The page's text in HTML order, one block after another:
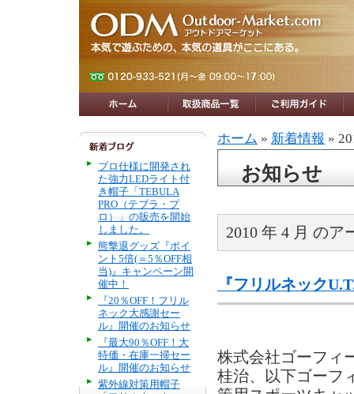
プロ仕様に開発され
た強力LEDライト付
き帽子「TEBULA
PRO（テブラ・プ
ロ）」の販売を開始
しました。
熊撃退グッズ『ポイ
ント5倍(＝5％OFF相
当)』キャンペーン開
催中！
『20％OFF！フリル
ネック大感謝セー
ル』開催のお知らせ
『最大90％OFF！大
特価・在庫一掃セー
ル』開催のお知らせ
紫外線対策用帽子
ホーム » 新着情報 »
お知らせ
2010 年 4 月 のア
『フリルネック
株式会社ゴーフィ
桂治、以下ゴーフ